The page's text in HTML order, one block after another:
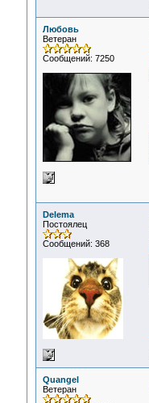
Любовь
Ветеран
Сообщений: 7250
Delema
Постоялец
Сообщений: 368
Quangel
Ветеран